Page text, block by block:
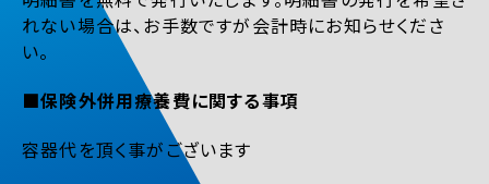
れない場合は、お手数ですが会計時にお知らせくださ
い。
■保険外併用療養費に関する事項
容器代を頂く事がございます